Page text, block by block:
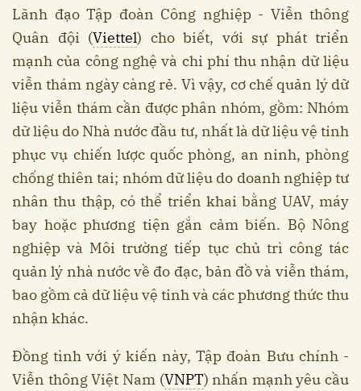
Lãnh đạo Tập đoàn Công nghiệp - Viễn thông
Quân đội (Viettel) cho biết, với sự phát triển
mạnh của công nghệ và chi phí thu nhận dữ liệu
viễn thám ngày càng rẻ. Vì vậy, cơ chế quản lý dữ
liệu viễn thám cần được phân nhóm, gồm: Nhóm
dữ liệu do Nhà nước đầu tư, nhất là dữ liệu vệ tinh
phục vụ chiến lược quốc phòng, an ninh, phòng
chống thiên tai; nhóm dữ liệu do doanh nghiệp tư
nhân thu thập, có thể triển khai bằng UAV, máy
bay hoặc phương tiện gắn cảm biến. Bộ Nông
nghiệp và Môi trường tiếp tục chủ trì công tác
quản lý nhà nước về đo đạc, bản đồ và viễn thám,
bao gồm cả dữ liệu vệ tinh và các phương thức thu
nhận khác.
Đồng tình với ý kiến này, Tập đoàn Bưu chính -
Viễn thông Việt Nam (VNPT) nhấn mạnh yêu cầu